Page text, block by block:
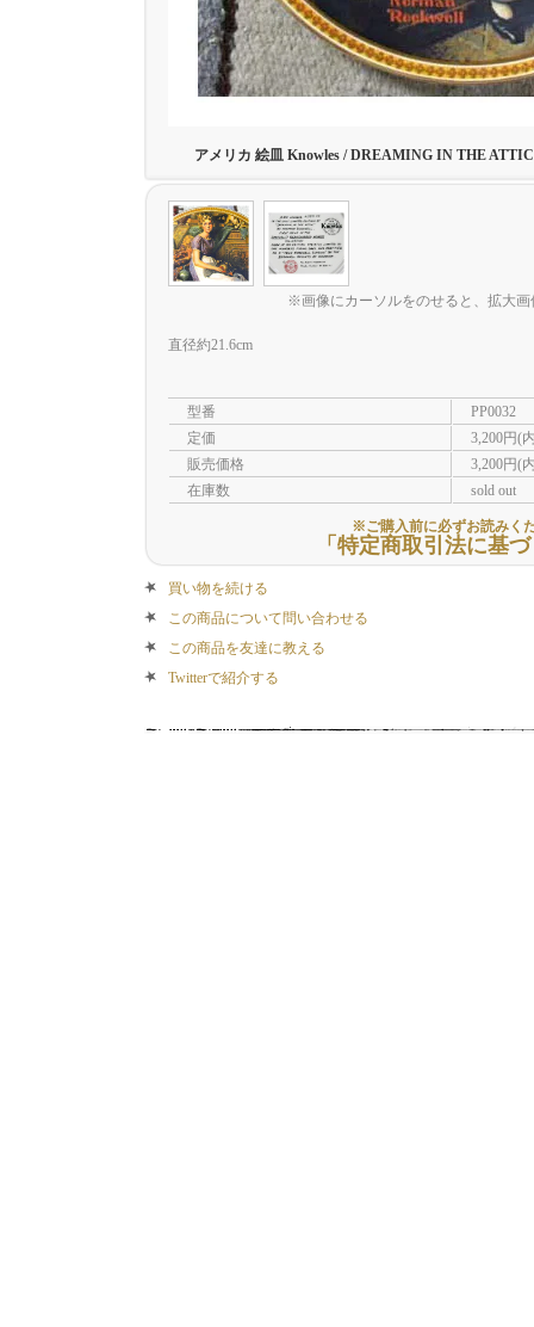
アメリカ 絵皿 Knowles / DREAMING IN THE
※画像にカーソルをのせると、拡大画
直径約21.6cm
型番
PP0032
定価
3,200円(
販売価格
3,200円(
在庫数
sold out
※ご購入前に必ずお読みく
「特定商取引法に基
買い物を続ける
この商品について問い合わせる
この商品を友達に教える
Twitterで紹介する